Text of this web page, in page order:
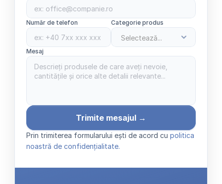
Număr de telefon Categorie produs
Mesaj
Trimite mesajul →
Prin trimiterea formularului ești de acord cu politica
noastră de confidențialitate.